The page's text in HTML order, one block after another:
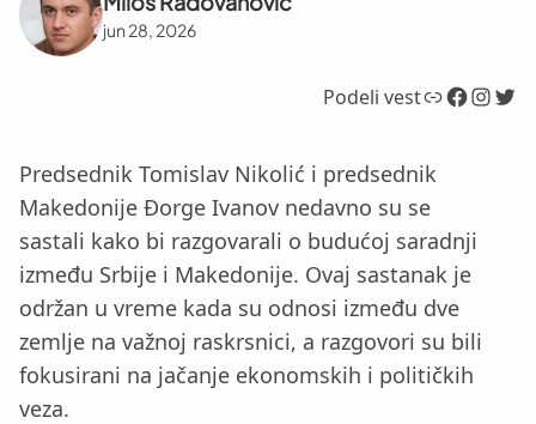
jun 28, 2026
Podeli vestLink Facebook InstagramTwitter
Predsednik Tomislav Nikolić i predsednik
Makedonije Đorge Ivanov nedavno su se
sastali kako bi razgovarali o budućoj saradnji
između Srbije i Makedonije. Ovaj sastanak je
održan u vreme kada su odnosi između dve
zemlje na važnoj raskrsnici, a razgovori su bili
fokusirani na jačanje ekonomskih i političkih
veza.